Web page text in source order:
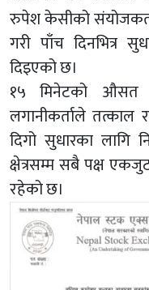
रुपेश केसीको
गरी पाँच दिनभित्र
दिइएको छ।
१५ मिनेटको औसत
लगानीकर्ताले तत्काल
दिगो सुधारका लागि
क्षेत्रसम्म सबै पक्ष
रहेको छ।